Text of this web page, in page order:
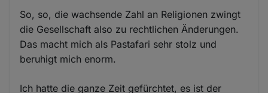
So, so, die wachsende Zahl an Religionen zwingt
die Gesellschaft also zu rechtlichen Änderungen.
Das macht mich als Pastafari sehr stolz und
beruhigt mich enorm.
Ich hatte die ganze Zeit gefürchtet, es ist der